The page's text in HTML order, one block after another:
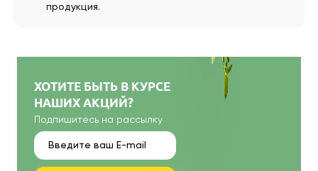
продукция.
ХОТИТЕ БЫТЬ В КУРСЕ
НАШИХ АКЦИЙ?
Подпишитесь на рассылку